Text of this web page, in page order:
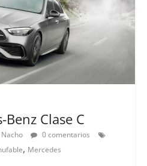
Clase C
Nacho
0 comentarios
, Mercedes